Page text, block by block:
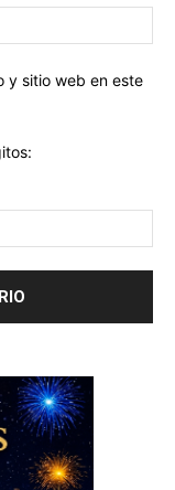
y sitio web en este